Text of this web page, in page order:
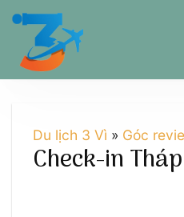
Chuyển
dung
Du lịch 3 Vì » Góc
Check-in